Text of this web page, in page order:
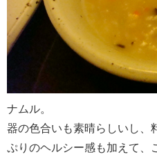
ナムル。
器の色合いも素晴らしいし、
ぷりのヘルシー感も加えて、